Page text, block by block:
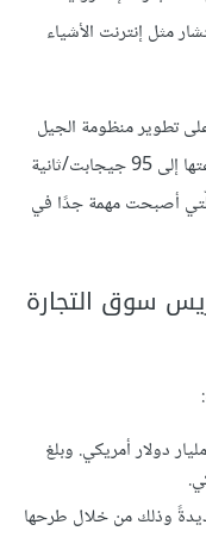
مثل إنترنت الأشياء
تطوير منظومة الجيل
السادس من الإنترنت والّتي يمكن أن تصل سرعتها إلى 95 جيجابت/ثانية
أصبحت مهمة جدًا في
سوق التجارة
بلغ إجمالي المبيعات عبر أمازون 34.2 مليار دولار أمريكي. وبلغ
وذلك من خلال طرحها